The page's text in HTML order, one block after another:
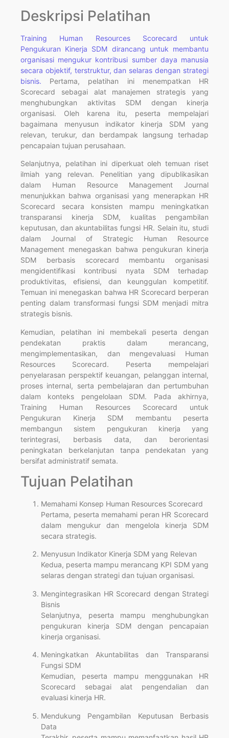
Deskripsi Pelatihan
Training Human Resources Scorecard untuk
Pengukuran Kinerja SDM dirancang untuk membantu
organisasi mengukur kontribusi sumber daya manusia
secara objektif, terstruktur, dan selaras dengan strategi
bisnis. Pertama, pelatihan ini menempatkan HR
Scorecard sebagai alat manajemen strategis yang
menghubungkan aktivitas SDM dengan kinerja
organisasi. Oleh karena itu, peserta mempelajari
bagaimana menyusun indikator kinerja SDM yang
relevan, terukur, dan berdampak langsung terhadap
pencapaian tujuan perusahaan.
Selanjutnya, pelatihan ini diperkuat oleh temuan riset
ilmiah yang relevan. Penelitian yang dipublikasikan
dalam Human Resource Management Journal
menunjukkan bahwa organisasi yang menerapkan HR
Scorecard secara konsisten mampu meningkatkan
transparansi kinerja SDM, kualitas pengambilan
keputusan, dan akuntabilitas fungsi HR. Selain itu, studi
dalam Journal of Strategic Human Resource
Management menegaskan bahwa pengukuran kinerja
SDM berbasis scorecard membantu organisasi
mengidentifikasi kontribusi nyata SDM terhadap
produktivitas, efisiensi, dan keunggulan kompetitif.
Temuan ini menegaskan bahwa HR Scorecard berperan
penting dalam transformasi fungsi SDM menjadi mitra
strategis bisnis.
Kemudian, pelatihan ini membekali peserta dengan
pendekatan praktis dalam merancang,
mengimplementasikan, dan mengevaluasi Human
Resources Scorecard. Peserta mempelajari
penyelarasan perspektif keuangan, pelanggan internal,
proses internal, serta pembelajaran dan pertumbuhan
dalam konteks pengelolaan SDM. Pada akhirnya,
Training Human Resources Scorecard untuk
Pengukuran Kinerja SDM membantu peserta
membangun sistem pengukuran kinerja yang
terintegrasi, berbasis data, dan berorientasi
peningkatan berkelanjutan tanpa pendekatan yang
bersifat administratif semata.
Tujuan Pelatihan
Memahami Konsep Human Resources Scorecard
Pertama, peserta memahami peran HR Scorecard
dalam mengukur dan mengelola kinerja SDM
secara strategis.
Menyusun Indikator Kinerja SDM yang Relevan
Kedua, peserta mampu merancang KPI SDM yang
selaras dengan strategi dan tujuan organisasi.
Mengintegrasikan HR Scorecard dengan Strategi
Bisnis
Selanjutnya, peserta mampu menghubungkan
pengukuran kinerja SDM dengan pencapaian
kinerja organisasi.
Meningkatkan Akuntabilitas dan Transparansi
Fungsi SDM
Kemudian, peserta mampu menggunakan HR
Scorecard sebagai alat pengendalian dan
evaluasi kinerja HR.
Mendukung Pengambilan Keputusan Berbasis
Data